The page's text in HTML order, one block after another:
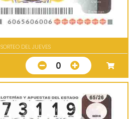
SORTEO DEL JUEVES
0